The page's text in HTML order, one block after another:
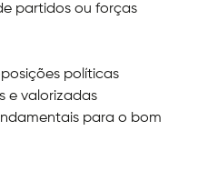
partidos ou forças
políticas
e valorizadas
para o bom